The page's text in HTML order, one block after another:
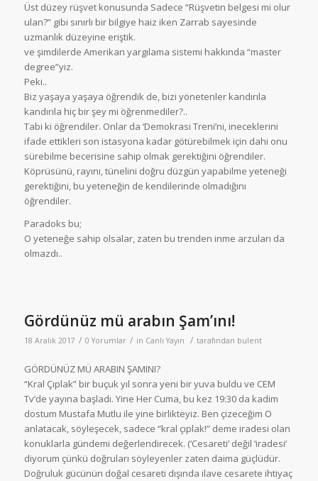
Üst düzey rüşvet konusunda Sadece “Rüşvetin belgesi mi olur
ulan?” gibi sınırlı bir bilgiye haiz iken Zarrab sayesinde
uzmanlık düzeyine eriştik.
ve şimdilerde Amerikan yargılama sistemi hakkında “master
degree”yiz.
Peki..
Biz yaşaya yaşaya öğrendik de, bizi yönetenler kandırıla
kandırıla hiç bir şey mi öğrenmediler?..
Tabi ki öğrendiler. Onlar da ‘Demokrasi Treni’ni, ineceklerini
ifade ettikleri son istasyona kadar götürebilmek için dahi onu
sürebilme becerisine sahip olmak gerektiğini öğrendiler.
Köprüsünü, rayını, tünelini doğru düzgün yapabilme yeteneği
gerektiğini, bu yeteneğin de kendilerinde olmadığını
öğrendiler.
Paradoks bu;
O yeteneğe sahip olsalar, zaten bu trenden inme arzuları da
olmazdı..
Gördünüz mü arabın Şam’ını!
18 Aralık 2017 / 0 Yorumlar / in Canlı Yayın / tarafından bulent
GÖRDÜNÜZ MÜ ARABIN ŞAMINI?
“Kral Çıplak” bir buçuk yıl sonra yeni bir yuva buldu ve CEM
Tv’de yayına başladı. Yine Her Cuma, bu kez 19:30 da kadim
dostum Mustafa Mutlu ile yine birlikteyiz. Ben çizeceğim O
anlatacak, söyleşecek, sadece “kral çıplak!” deme iradesi olan
konuklarla gündemi değerlendirecek. (‘Cesareti’ değil ‘iradesi’
diyorum çünkü doğruları söyleyenler zaten daima güçlüdür.
Doğruluk gücünün doğal cesareti dışında ilave cesarete ihtiyaç